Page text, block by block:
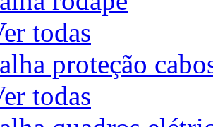
todas
proteção
todas